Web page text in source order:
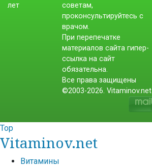
советам,
проконсультируйтесь с
врачом.
При перепечатке
материалов сайта гипер-
ссылка на сайт
обязательна.
Все права защищены
©2003-2026. Vitaminov.net
Top
Vitaminov.net
Витамины